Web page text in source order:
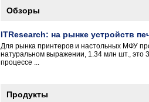
Обзоры
ITResearch: на рынке устройств
Для рынка принтеров и настольных МФУ
натуральном выражении, 1.34 млн шт., это
процессе ...
Продукты